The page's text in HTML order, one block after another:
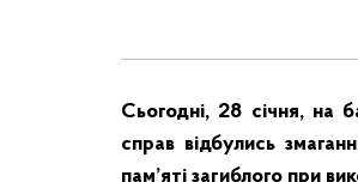
Сьогодні, 28 січня, на
справ відбулись
пам’яті загиблого при